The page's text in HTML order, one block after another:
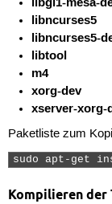
libncurses5
libncurses5-
libtool
m4
xorg-dev
xserver-xorg-
Paketliste zum
sudo apt-get
Kompilieren der